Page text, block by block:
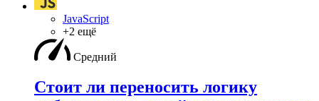
JavaScript
+2 ещё
Средний
Стоит ли переносить логику